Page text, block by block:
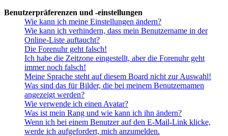
Benutzerpräferenzen und -einstellungen
Wie kann ich meine Einstellungen ändern?
Wie kann ich verhindern, dass mein Benutzername in der
Online-Liste auftaucht?
Die Forenuhr geht falsch!
Ich habe die Zeitzone eingestellt, aber die Forenuhr geht
immer noch falsch!
Meine Sprache steht auf diesem Board nicht zur Auswahl!
Was sind das für Bilder, die bei meinem Benutzernamen
angezeigt werden?
Wie verwende ich einen Avatar?
Was ist mein Rang und wie kann ich ihn ändern?
Wenn ich bei einem Benutzer auf den E-Mail-Link klicke,
werde ich aufgefordert, mich anzumelden.